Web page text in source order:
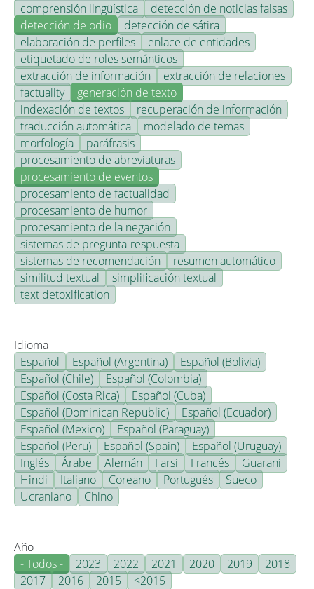
comprensión lingüística
detección de noticias falsas
detección de odio
detección de sátira
elaboración de perfiles
enlace de entidades
etiquetado de roles semánticos
extracción de información
extracción de relaciones
factuality
generación de texto
indexación de textos
recuperación de información
traducción automática
modelado de temas
morfología
paráfrasis
procesamiento de abreviaturas
procesamiento de eventos
procesamiento de factualidad
procesamiento de humor
procesamiento de la negación
sistemas de pregunta-respuesta
sistemas de recomendación
resumen automático
similitud textual
simplificación textual
text detoxification
Idioma
Español
Español (Argentina)
Español (Bolivia)
Español (Chile)
Español (Colombia)
Español (Costa Rica)
Español (Cuba)
Español (Dominican Republic)
Español (Ecuador)
Español (Mexico)
Español (Paraguay)
Español (Peru)
Español (Spain)
Español (Uruguay)
Inglés
Árabe Alemán Farsi Francés
Guarani
Hindi
Italiano Coreano Portugués
Sueco
Ucraniano
Chino
Año
- Todos -
2023 2022 2021 2020 2019
2018
2017
2016 2015 <2015